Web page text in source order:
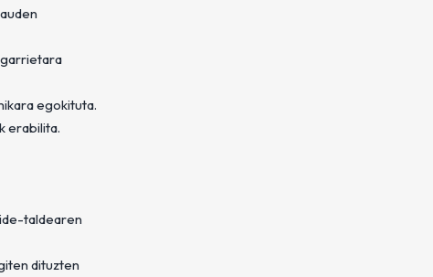
egokituta.
erabilita.
taldearen
dituzten